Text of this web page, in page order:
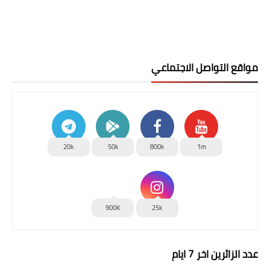
مواقع التواصل الاجتماعي
1m
800k
50k
20k
25k
900K
عدد الزائرين اخر 7 ايام